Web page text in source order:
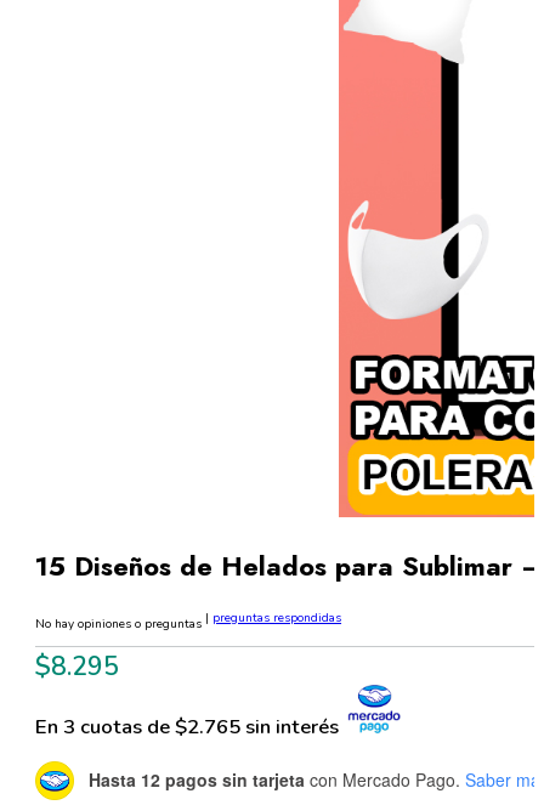
15 Diseños de Helados para Sublimar
No hay opiniones o preguntas | preguntas respondidas
$8.295
En 3 cuotas de $2.765 sin interés
Hasta 12 pagos sin tarjeta con Mercado Pago. Saber